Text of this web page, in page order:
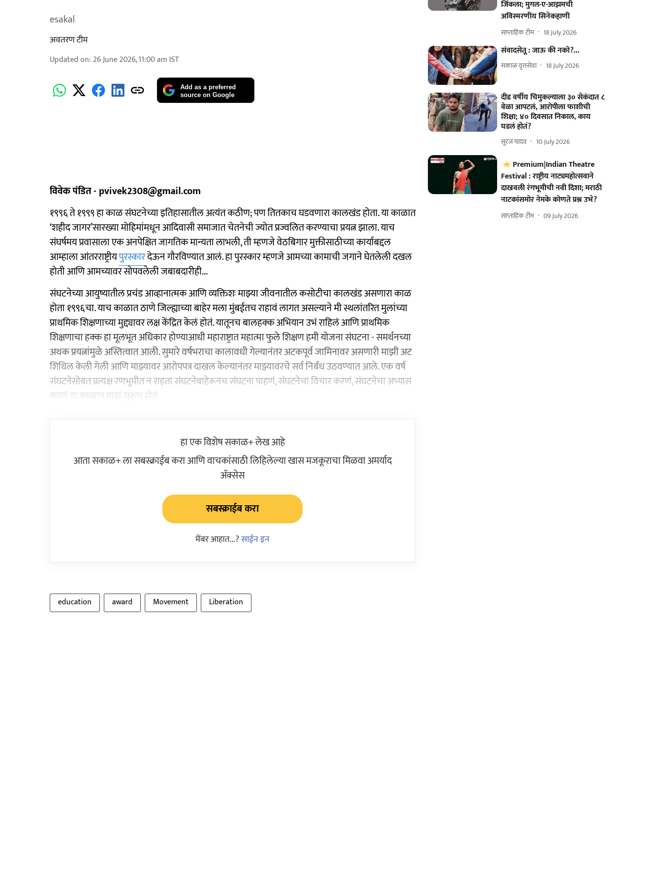
esakal
अवतरण टीम
Updated on: 26 June 2026, 11:00 am IST
Add as a preferred
source on Google
विवेक पंडित - pvivek2308@gmail.com
१९९६ ते १९९९ हा काळ संघटनेच्या इतिहासातील अत्यंत कठीण; पण तितकाच घडवणारा कालखंड होता. या काळात
‘शहीद जागर’सारख्या मोहिमांमधून आदिवासी समाजात चेतनेची ज्योत प्रज्वलित करण्याचा प्रयत्न झाला. याच
संघर्षमय प्रवासाला एक अनपेक्षित जागतिक मान्यता लाभली, ती म्हणजे वेठबिगार मुक्तीसाठीच्या कार्याबद्दल
आम्हाला आंतरराष्ट्रीयपुरस्कारदेऊन गौरविण्यात आलं. हा पुरस्कार म्हणजे आमच्या कामाची जगाने घेतलेली दखल
होती आणि आमच्यावर सोपवलेली जबाबदारीही...
संघटनेच्या आयुष्यातील प्रचंड आव्हानात्मक आणि व्यक्तिशः माझ्या जीवनातील कसोटीचा कालखंड असणारा काळ
होता १९९६चा. याच काळात ठाणे जिल्ह्याच्या बाहेर मला मुंबईतच राहावं लागत असल्याने मी स्थलांतरित मुलांच्या
प्राथमिक शिक्षणाच्या मुद्द्यावर लक्ष केंद्रित केलं होतं. यातूनच बालहक्क अभियान उभं राहिलं आणि प्राथमिक
शिक्षणाचा हक्क हा मूलभूत अधिकार होण्याआधी महाराष्ट्रात महात्मा फुले शिक्षण हमी योजना संघटना - समर्थनच्या
अथक प्रयत्नांमुळे अस्तित्वात आली. सुमारे वर्षभराचा कालावधी गेल्यानंतर अटकपूर्व जामिनावर असणारी माझी अट
शिथिल केली गेली आणि माझ्यावर आरोपपत्र दाखल केल्यानंतर माझ्यावरचे सर्व निर्बंध उठवण्यात आले. एक वर्ष
संघटनेसोबत प्रत्यक्ष रणभूमीत न राहता संघटनेबाहेरूनच संघटना पाहणं, संघटनेचा विचार करणं, संघटनेचा अभ्यास
करणं या काळात माझं सुरूच होतं.
हा एक विशेष सकाळ+ लेख आहे
आता सकाळ+ ला सबस्क्राईब करा आणि वाचकांसाठी लिहिलेल्या खास मजकूराचा मिळवा अमर्याद
ॲक्सेस
सबस्क्राईब करा
मेंबर आहात...?साईन इन
education award Movement Liberation
जिंकला; मुगल-ए-आझमची
अविस्मरणीय सिनेकहाणी
साप्ताहिक टीम 18 July 2026
संवादसेतू : जाऊ की नको?...
सकाळ वृत्तसेवा 18 July 2026
दीड वर्षीय चिमुकल्याला ३० सेकंदात ८
वेळा आपटलं, आरोपीला फाशीची
शिक्षा; ४० दिवसात निकाल, काय
घडलं होतं?
सूरज यादव 10 July 2026
Premium|Indian Theatre
Festival : राष्ट्रीय नाट्यमहोत्सवाने
दाखवली रंगभूमीची नवी दिशा; मराठी
नाटकांसमोर नेमके कोणते प्रश्न उभे?
साप्ताहिक टीम 09 July 2026